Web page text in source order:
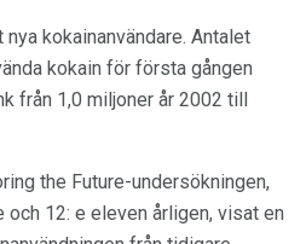
kokainanvändare. Antalet
kokain för första gången
från 1,0 miljoner år 2002 till
the Future-undersökningen,
och 12: e eleven årligen, visat en